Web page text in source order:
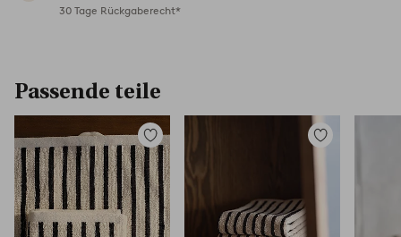
30 Tage Rückgaberecht*
Passende teile
Zu
Favoriten
hinzufügen
Zu
hinzufügen